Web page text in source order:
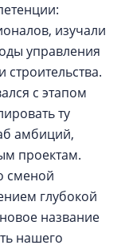
изучали
управления
строительства.
с этапом
ту
амбиций,
проектам.
сменой
глубокой
название
нашего